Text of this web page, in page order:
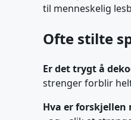
til menneskelig
Ofte stilte
Er det trygt å
strenger forblir
Hva er forskjellen